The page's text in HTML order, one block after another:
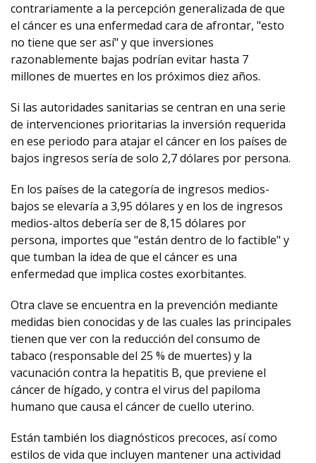
contrariamente a la percepción generalizada de que
el cáncer es una enfermedad cara de afrontar, "esto
no tiene que ser así" y que inversiones
razonablemente bajas podrían evitar hasta 7
millones de muertes en los próximos diez años.
Si las autoridades sanitarias se centran en una serie
de intervenciones prioritarias la inversión requerida
en ese periodo para atajar el cáncer en los países de
bajos ingresos sería de solo 2,7 dólares por persona.
En los países de la categoría de ingresos medios-
bajos se elevaría a 3,95 dólares y en los de ingresos
medios-altos debería ser de 8,15 dólares por
persona, importes que "están dentro de lo factible" y
que tumban la idea de que el cáncer es una
enfermedad que implica costes exorbitantes.
Otra clave se encuentra en la prevención mediante
medidas bien conocidas y de las cuales las principales
tienen que ver con la reducción del consumo de
tabaco (responsable del 25 % de muertes) y la
vacunación contra la hepatitis B, que previene el
cáncer de hígado, y contra el virus del papiloma
humano que causa el cáncer de cuello uterino.
Están también los diagnósticos precoces, así como
estilos de vida que incluyen mantener una actividad